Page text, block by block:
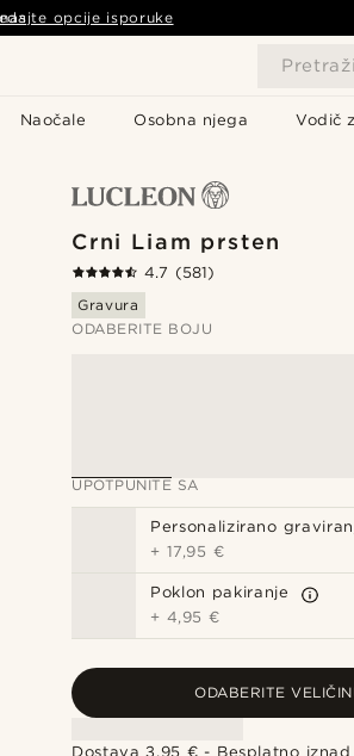
Pretraži
Naočale Osobna njega Vodič
opcije isporuke
Crni Liam prsten
4.7 (581)
Gravura
ODABERITE BOJU
UPOTPUNITE SA
Personalizirano
+ 17,95 €
Poklon pakiranje
+ 4,95 €
ODABERITE
Dostava 3,95 € - Besplatno